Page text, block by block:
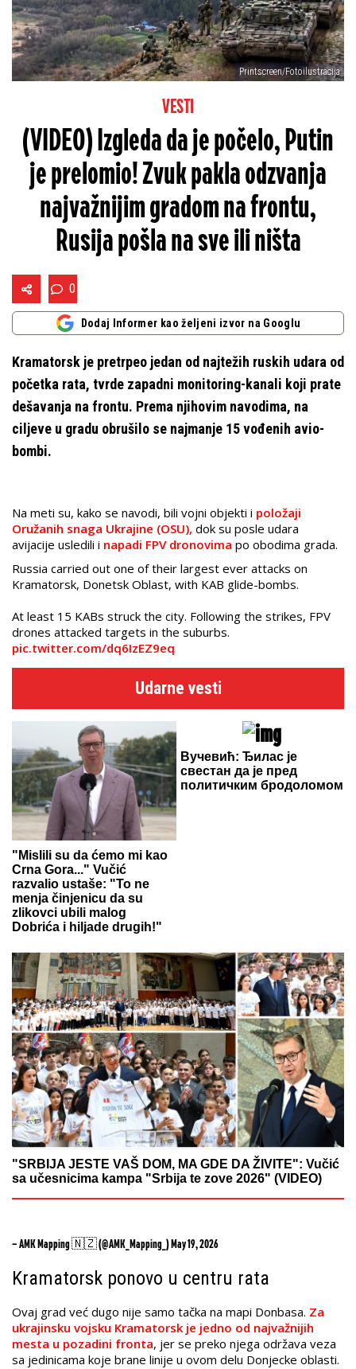
Printscreen/Fotoilustracija
VESTI
(VIDEO) Izgleda da je počelo, Putin
je prelomio! Zvuk pakla odzvanja
najvažnijim gradom na frontu,
Rusija pošla na sve ili ništa
0
Dodaj Informer kao željeni izvor na Googlu
Kramatorsk je pretrpeo jedan od najtežih ruskih udara od
početka rata, tvrde zapadni monitoring-kanali koji prate
dešavanja na frontu. Prema njihovim navodima, na
ciljeve u gradu obrušilo se najmanje 15 vođenih avio-
bombi.
Na meti su, kako se navodi, bili vojni objekti i položaji
Oružanih snaga Ukrajine (OSU), dok su posle udara
avijacije usledili i napadi FPV dronovima po obodima grada.
Russia carried out one of their largest ever attacks on
Kramatorsk, Donetsk Oblast, with KAB glide-bombs.
At least 15 KABs struck the city. Following the strikes, FPV
drones attacked targets in the suburbs.
pic.twitter.com/dq6IzEZ9eq
Udarne vesti
"Mislili su da ćemo mi kao
Crna Gora..." Vučić
razvalio ustaše: "To ne
menja činjenicu da su
zlikovci ubili malog
Dobrića i hiljade drugih!"
Вучевић: Ђилас је
свестан да је пред
политичким бродоломом
"SRBIJA JESTE VAŠ DOM, MA GDE DA ŽIVITE": Vučić
sa učesnicima kampa "Srbija te zove 2026" (VIDEO)
— AMK Mapping 🇳🇿 (@AMK_Mapping_)May 19, 2026
Kramatorsk ponovo u centru rata
Ovaj grad već dugo nije samo tačka na mapi Donbasa. Za
ukrajinsku vojsku Kramatorsk je jedno od najvažnijih
mesta u pozadini fronta, jer se preko njega održava veza
sa jedinicama koje brane linije u ovom delu Donjecke oblasti.